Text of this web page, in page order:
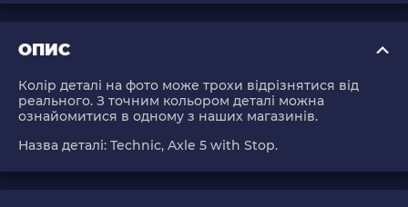
ОПИС
Колір деталі на фото може трохи відрізнятися від
реального. З точним кольором деталі можна
ознайомитися в одному з наших магазинів.
Назва деталі: Technic, Axle 5 with Stop.